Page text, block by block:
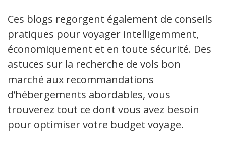
Ces blogs regorgent également de conseils
pratiques pour voyager intelligemment,
économiquement et en toute sécurité. Des
astuces sur la recherche de vols bon
marché aux recommandations
d’hébergements abordables, vous
trouverez tout ce dont vous avez besoin
pour optimiser votre budget voyage.